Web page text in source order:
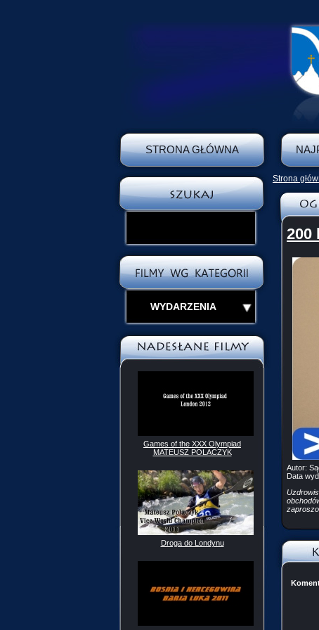
STRONA GŁÓWNA
WYDARZENIA
Games of the XXX Olympiad
MATEUSZ POLACZYK
Droga do Londynu
Strona
200
Autor:
Data